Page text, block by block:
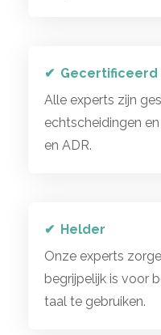
Gecertificeerd
Alle experts zijn
echtscheidingen
en ADR.
Helder
Onze experts
begrijpelijk is voor
taal te gebruiken.